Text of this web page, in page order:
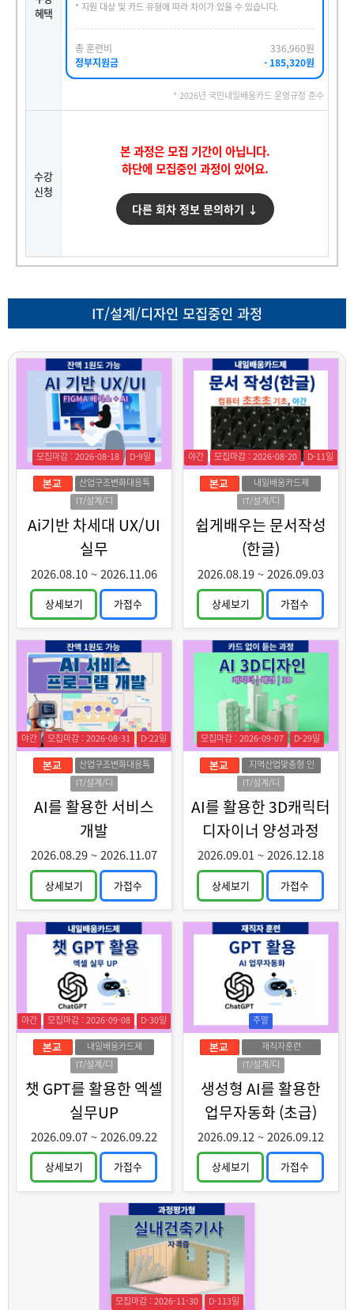
혜택
* 지원 대상 및 카드 유형에 따라 차이가 있을 수 있습니다.
총 훈련비
336,960원
정부지원금
- 185,320원
* 2026년 국민내일배움카드 운영규정 준수
수강
신청
본 과정은 모집 기간이 아닙니다.
하단에 모집중인 과정이 있어요.
다른 회차 정보 문의하기 ↓
IT/설계/디자인 모집중인 과정
모집마감 : 2026-08-18
D-9일
산업구조변화대응특
화훈련
IT/설계/디
자인
Ai기반 차세대 UX/UI
실무
2026.08.10~2026.11.06
상세보기 가접수
야간 모집마감 : 2026-08-20
D-11일
내일배움카드제
IT/설계/디
쉽게배우는 문서작성
(한글)
2026.08.19~2026.09.03
상세보기 가접수
야간 모집마감 : 2026-08-31
D-22일
산업구조변화대응특
화훈련
IT/설계/디
자인
AI를 활용한 서비스
개발
2026.08.29~2026.11.07
상세보기 가접수
모집마감 : 2026-09-07
D-29일
지역산업맞춤형 인
력양성
IT/설계/디
자인
AI를 활용한 3D캐릭터
디자이너 양성과정
2026.09.01~2026.12.18
상세보기 가접수
야간 모집마감 : 2026-09-08
D-30일
내일배움카드제
IT/설계/디
자인
챗 GPT를 활용한 엑셀
실무UP
2026.09.07~2026.09.22
상세보기 가접수
주말
재직자훈련
IT/설계/디
자인
생성형 AI를 활용한
업무자동화 (초급)
2026.09.12~2026.09.12
상세보기 가접수
모집마감 : 2026-11-30 D-113일